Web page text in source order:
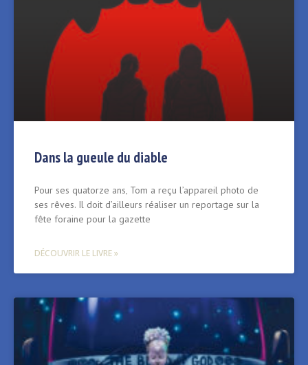
Dans la gueule du diable
Pour ses quatorze ans‚ Tom a reçu l’appareil photo de
ses rêves. Il doit d’ailleurs réaliser un reportage sur la
fête foraine pour la gazette
DÉCOUVRIR LE LIVRE »